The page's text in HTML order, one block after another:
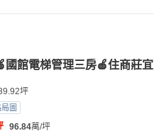
國館電梯管理三房🍎住商莊宜
坪
圖
96.84萬/坪